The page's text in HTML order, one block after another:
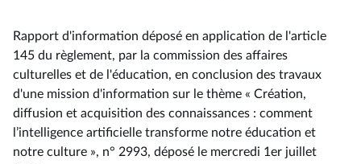
Rapport d'information déposé en application de l'article
145 du règlement, par la commission des affaires
culturelles et de l'éducation, en conclusion des travaux
d'une mission d'information sur le thème « Création,
diffusion et acquisition des connaissances : comment
l’intelligence artificielle transforme notre éducation et
notre culture », n° 2993, déposé le mercredi 1er juillet